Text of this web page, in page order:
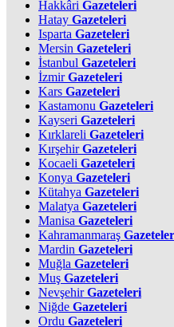
Hakkâri Gazeteleri
Hatay Gazeteleri
Isparta Gazeteleri
Mersin Gazeteleri
İstanbul Gazeteleri
İzmirGazeteleri
Kars Gazeteleri
Kastamonu Gazeteleri
Kayseri Gazeteleri
Kırklareli Gazeteleri
KırşehirGazeteleri
Kocaeli Gazeteleri
Konya Gazeteleri
Kütahya Gazeteleri
Malatya Gazeteleri
Manisa Gazeteleri
Kahramanmaraş
Mardin Gazeteleri
Muğla Gazeteleri
Muş Gazeteleri
NevşehirGazeteleri
Niğde Gazeteleri
Ordu Gazeteleri